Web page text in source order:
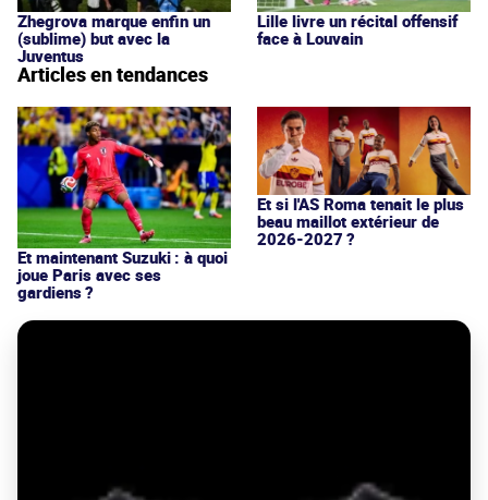
Zhegrova marque enfin un
(sublime) but avec la
Juventus
Lille livre un récital offensif
face à Louvain
Articles en tendances
Et maintenant Suzuki : à quoi
joue Paris avec ses
gardiens ?
Et si l'AS Roma tenait le plus
beau maillot extérieur de
2026-2027 ?